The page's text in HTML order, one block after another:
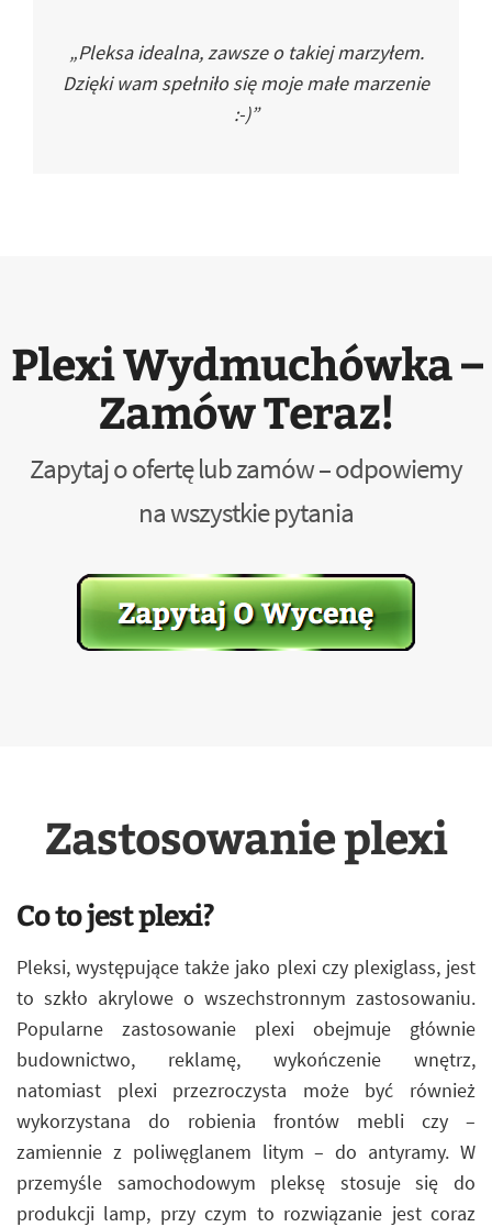
„Pleksa idealna, zawsze o takiej marzyłem.
Dzięki wam spełniło się moje małe marzenie
:-)”
Plexi Wydmuchówka –
Zamów Teraz!
Zapytaj o ofertę lub zamów – odpowiemy
na wszystkie pytania
Zastosowanie plexi
Co to jest plexi?
Pleksi, występujące także jako plexi czy plexiglass, jest
to szkło akrylowe o wszechstronnym zastosowaniu.
Popularne zastosowanie plexi obejmuje głównie
budownictwo, reklamę, wykończenie wnętrz,
natomiast plexi przezroczysta może być również
wykorzystana do robienia frontów mebli czy –
zamiennie z poliwęglanem litym – do antyramy. W
przemyśle samochodowym pleksę stosuje się do
produkcji lamp, przy czym to rozwiązanie jest coraz